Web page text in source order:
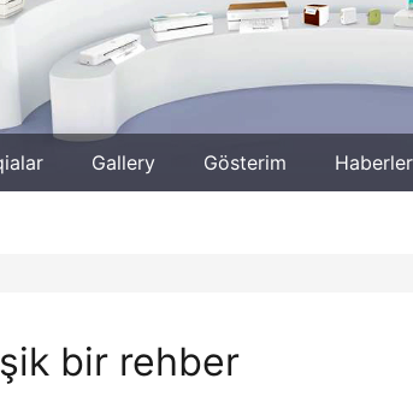
Gallery Gösterim Haberler
bir rehber